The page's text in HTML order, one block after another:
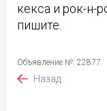
кекса и рок-н-
пишите.
Объявление №: 22877
Назад